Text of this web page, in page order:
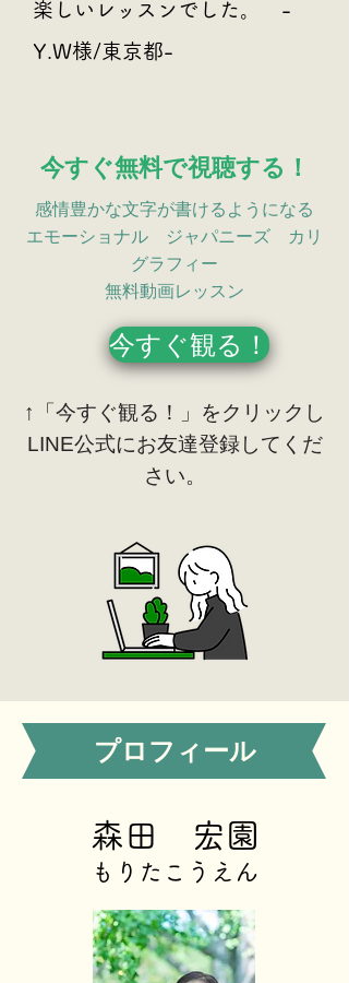
楽しいレッスンでした。 -
Y.W様/東京都-
今すぐ無料で視聴する！
感情豊かな文字が書けるようになる
​エモーショナル ジャパニーズ カリ
グラフィー
無料動画レッスン
今すぐ観る！
​↑「今すぐ観る！」をクリックし
LINE公式にお友達登録してくだ
さい。
​プロフィール
森田 宏園
もりたこうえん